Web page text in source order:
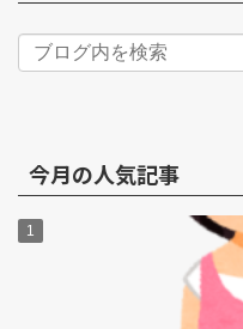
今月の人気記事